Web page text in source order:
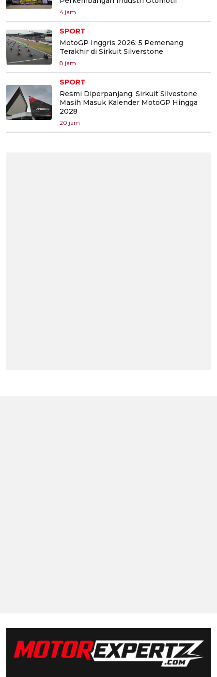
4 jam
SPORT
MotoGP Inggris 2026: 5 Pemenang
Terakhir di Sirkuit Silverstone
8 jam
SPORT
Resmi Diperpanjang, Sirkuit Silvestone
Masih Masuk Kalender MotoGP Hingga
2028
20 jam